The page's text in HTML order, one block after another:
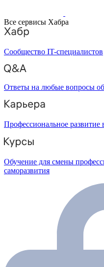
Все сервисы Хабра
Сообщество IT-специалистов
Ответы на любые вопросы
Профессиональное развитие
Обучение для смены
саморазвития